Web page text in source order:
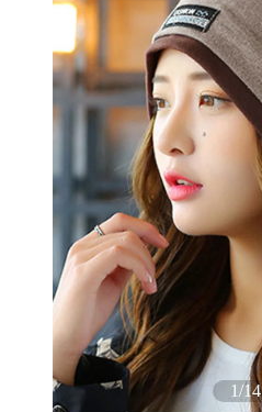
1/14